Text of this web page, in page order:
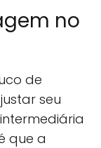
no
de
seu
que a